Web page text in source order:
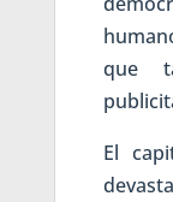
que
El